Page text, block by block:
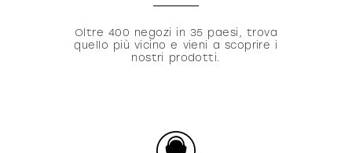
Oltre 400 negozi in 35 paesi, trova
quello più vicino e vieni a scoprire i
nostri prodotti.